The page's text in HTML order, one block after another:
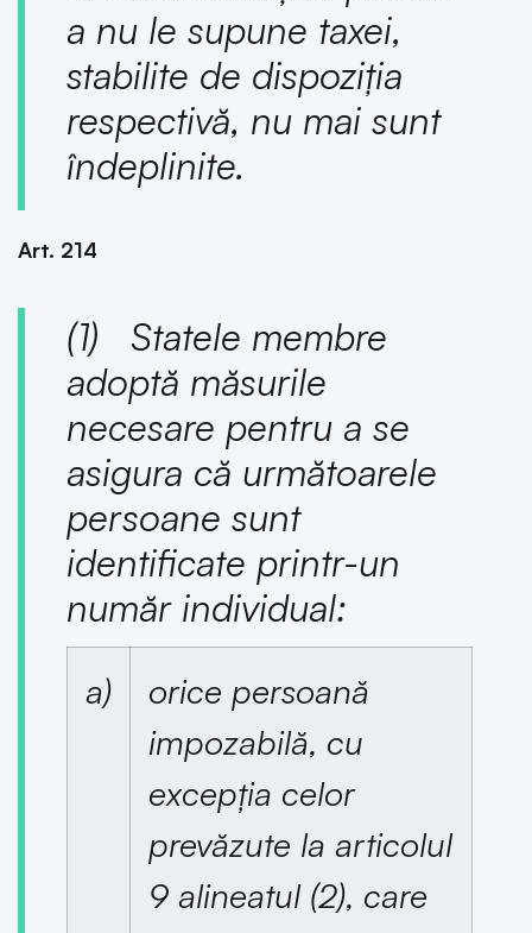
a nu le supune taxei,
stabilite de dispoziția
respectivă, nu mai sunt
îndeplinite.
Art. 214
(1) Statele membre
adoptă măsurile
necesare pentru a se
asigura că următoarele
persoane sunt
identificate printr-un
număr individual:
a)
orice persoană
impozabilă, cu
excepția celor
prevăzute la articolul
9 alineatul (2), care